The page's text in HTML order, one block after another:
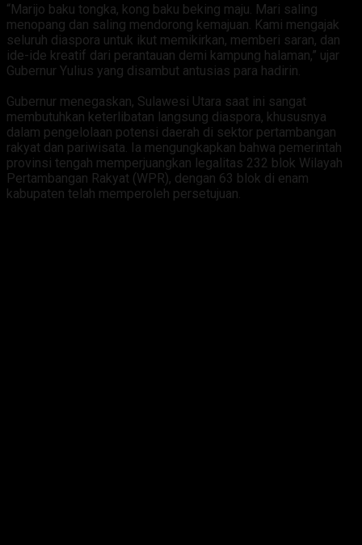
‎“Marijo baku tongka, kong baku beking maju. Mari saling
menopang dan saling mendorong kemajuan. Kami mengajak
seluruh diaspora untuk ikut memikirkan, memberi saran, dan
ide-ide kreatif dari perantauan demi kampung halaman,” ujar
Gubernur Yulius yang disambut antusias para hadirin.
‎Gubernur menegaskan, Sulawesi Utara saat ini sangat
membutuhkan keterlibatan langsung diaspora, khususnya
dalam pengelolaan potensi daerah di sektor pertambangan
rakyat dan pariwisata. Ia mengungkapkan bahwa pemerintah
provinsi tengah memperjuangkan legalitas 232 blok Wilayah
Pertambangan Rakyat (WPR), dengan 63 blok di enam
kabupaten telah memperoleh persetujuan.